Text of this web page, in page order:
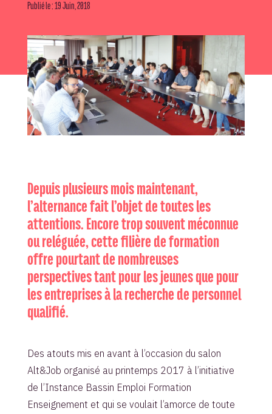
Publié le : 19 Juin, 2018
Depuis plusieurs mois maintenant,
l’alternance fait l’objet de toutes les
attentions. Encore trop souvent méconnue
ou reléguée, cette filière de formation
offre pourtant de nombreuses
perspectives tant pour les jeunes que pour
les entreprises à la recherche de personnel
qualifié.
Des atouts mis en avant à l’occasion du salon
Alt&Job organisé au printemps 2017 à l’initiative
de l’Instance Bassin Emploi Formation
Enseignement et qui se voulait l’amorce de toute